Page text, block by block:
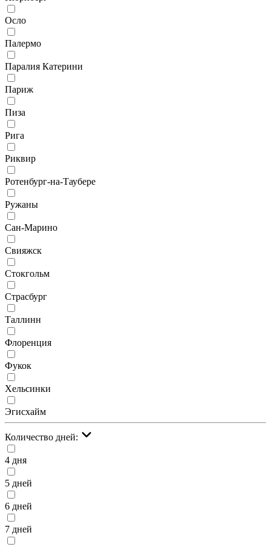
Осло
Палермо
Паралия Катерини
Париж
Пиза
Рига
Риквир
Ротенбург-на-Таубере
Ружаны
Сан-Марино
Свияжск
Стокгольм
Страсбург
Таллинн
Флоренция
Фукок
Хельсинки
Эгисхайм
Количество дней:
4 дня
5 дней
6 дней
7 дней